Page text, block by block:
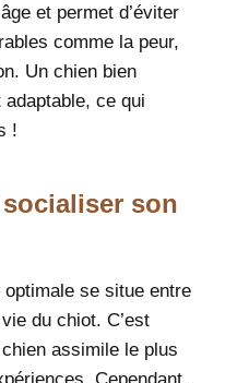
et permet d’éviter
comme la peur,
Un chien bien
ce qui
!
son
se situe entre
du chiot. C’est
assimile le plus